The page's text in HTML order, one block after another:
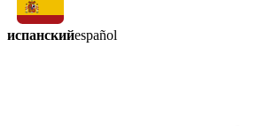
испанскийespañol